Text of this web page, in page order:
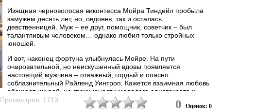
Изящная черноволосая виконтесса Мойра Тиндейл пробыла
замужем десять лет, но, овдовев, так и осталась
девственницей. Муж – ее друг, помощник, советчик – был
талантливым человеком… однако любил только стройных
юношей.
И вот, наконец фортуна улыбнулась Мойре. На пути
очаровательной, но неискушенный вдовы появляется
настоящий мужчина – отважный, гордый и опасно
соблазнительный Райленд Уинтроп. Кажется взаимная любовь
обещает им рай, но грехи юности молодого аристократа и
недоверие виконтессы к мужчинам мешают зародившемуся
Просмотров: 1713 0 Оценок: 0